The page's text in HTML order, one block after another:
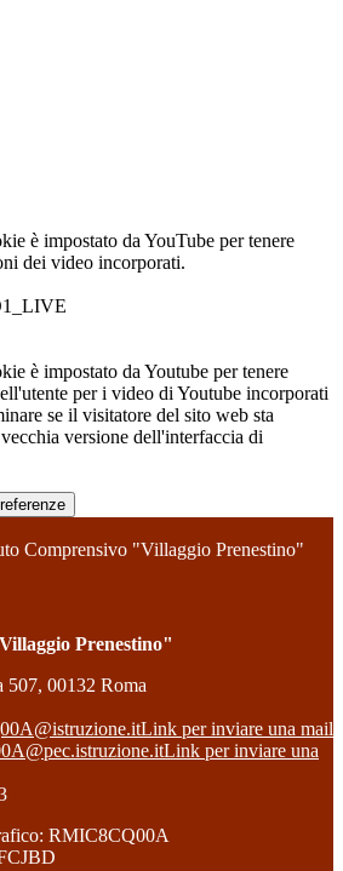
è impostato da YouTube per tenere
dei video incorporati.
è impostato da Youtube per tenere
per i video di Youtube incorporati
se il visitatore del sito web sta
versione dell'interfaccia di
Comprensivo "Villaggio Prenestino"
Prenestino"
507, 00132 Roma
Link per inviare una mail
Link per inviare una
RMIC8CQ00A